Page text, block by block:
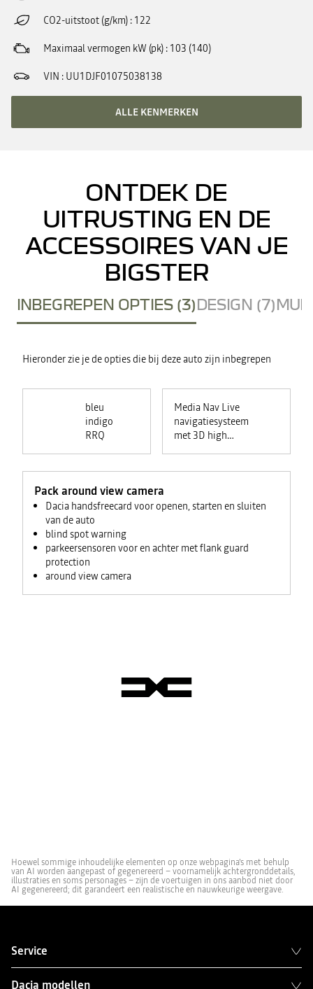
CO2-uitstoot (g/km) 122
Maximaal vermogen kW (pk) 103 (140)
VIN UU1DJF01075038138
ALLE KENMERKEN
ONTDEK DE
UITRUSTING EN DE
ACCESSOIRES VAN JE
BIGSTER
INBEGREPEN OPTIES (3)DESIGN (7)
Hieronder zie je de opties die bij deze auto zijn inbegrepen
bleu
indigo
RRQ
Media Nav Live
navigatiesysteem
met 3D high
Pack around view camera
Dacia handsfreecard voor openen, starten en sluiten
van de auto
blind spot warning
parkeersensoren voor en achter met flank guard
protection
around view camera
Hoewel sommige inhoudelijke elementen op onze webpagina's met behulp
van AI worden aangepast of gegenereerd – voornamelijk achtergronddetails,
illustraties en soms personages – zijn de voertuigen in ons aanbod niet door
AI gegenereerd; dit garandeert een realistische en nauwkeurige weergave.
Service
Dacia modellen